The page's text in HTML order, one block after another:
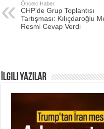
Önceki Haber
CHP’de Grup Toplantısı
Tartışması: Kılıçdaroğlu
Resmi Cevap Verdi
İlgili Yazılar